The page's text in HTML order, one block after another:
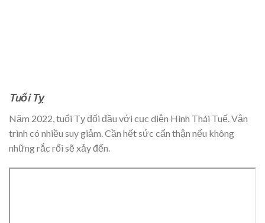
Tuổi Tỵ
Năm 2022, tuổi Tỵ đối đầu với cục diện Hình Thái Tuế. Vận
trình có nhiều suy giảm. Cần hết sức cẩn thận nếu không
những rắc rối sẽ xảy đến.